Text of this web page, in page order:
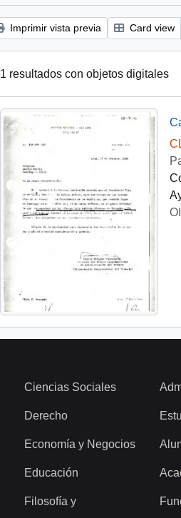
Imprimir vista previa Card view
1 resultados con objetos digitales
Ciencias Sociales
Derecho
Economía y Negocios
Educación
Filosofía y